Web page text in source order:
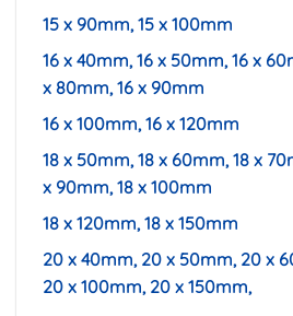
15 x 90mm, 15 x 100mm
16 x 40mm, 16 x 50mm, 16 x
x 80mm, 16 x 90mm
16 x 100mm, 16 x 120mm
18 x 50mm, 18 x 60mm, 18 x
x 90mm, 18 x 100mm
18 x 120mm, 18 x 150mm
20 x 40mm, 20 x 50mm, 20 x
20 x 100mm, 20 x 150mm,